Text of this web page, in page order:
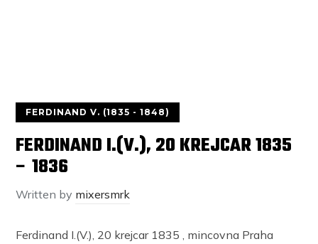
FERDINAND V. (1835 - 1848)
FERDINAND I.(V.), 20 KREJCAR 1835
– 1836
Written by mixersmrk
Ferdinand I.(V.), 20 krejcar 1835 , mincovna Praha